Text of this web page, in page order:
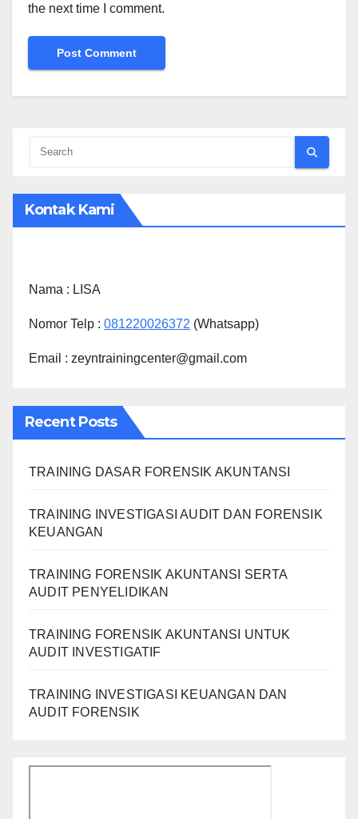
the next time I comment.
Kontak Kami
Nama : LISA
Nomor Telp : 081220026372 (Whatsapp)
Email : zeyntrainingcenter@gmail.com
Recent Posts
TRAINING DASAR FORENSIK AKUNTANSI
TRAINING INVESTIGASI AUDIT DAN FORENSIK
KEUANGAN
TRAINING FORENSIK AKUNTANSI SERTA
AUDIT PENYELIDIKAN
TRAINING FORENSIK AKUNTANSI UNTUK
AUDIT INVESTIGATIF
TRAINING INVESTIGASI KEUANGAN DAN
AUDIT FORENSIK